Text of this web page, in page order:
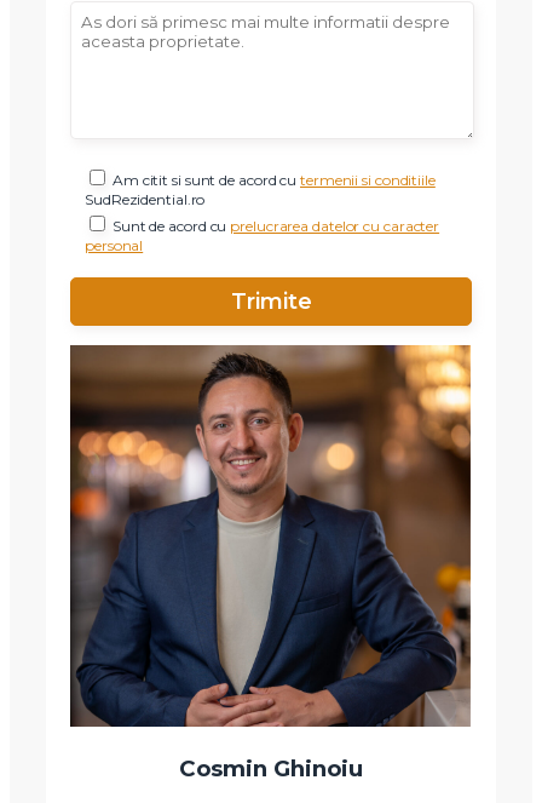
Am citit si sunt de acord cutermenii si conditiile
SudRezidential.ro
Sunt de acord cu prelucrarea datelor cu caracter
personal
Cosmin Ghinoiu
Telefon
Email
Am citit si sunt de acord cutermenii si conditiile
SudRezidential.ro